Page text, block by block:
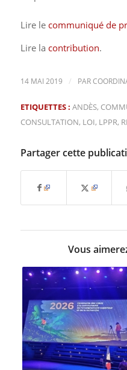
Lire le communiqué de
Lire la contribution.
14 MAI 2019 / PAR
ETIQUETTES : ANDÈS,
CONSULTATION, LOI, LPPR,
Partager cette
Vous